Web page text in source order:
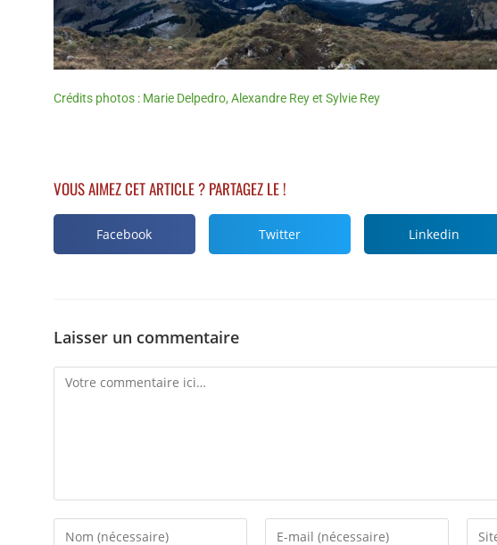
Crédits photos : Marie Delpedro, Alexandre Rey et Sylvie Rey
VOUS AIMEZ CET ARTICLE ? PARTAGEZ LE !
Facebook Twitter Linkedin
Laisser un commentaire